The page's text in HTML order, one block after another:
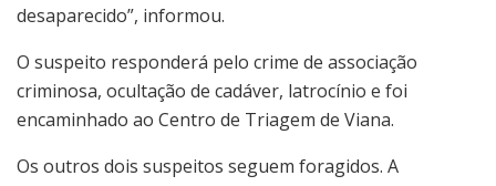
desaparecido”, informou.
O suspeito responderá pelo crime de associação
criminosa, ocultação de cadáver, latrocínio e foi
encaminhado ao Centro de Triagem de Viana.
Os outros dois suspeitos seguem foragidos. A